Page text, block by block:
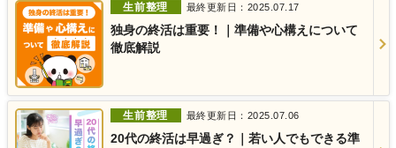
生前整理 最終更新日：2025.07.17
独身の終活は重要！｜準備や心構えについて
徹底解説
生前整理 最終更新日：2025.07.06
20代の終活は早過ぎ？｜若い人でもできる準